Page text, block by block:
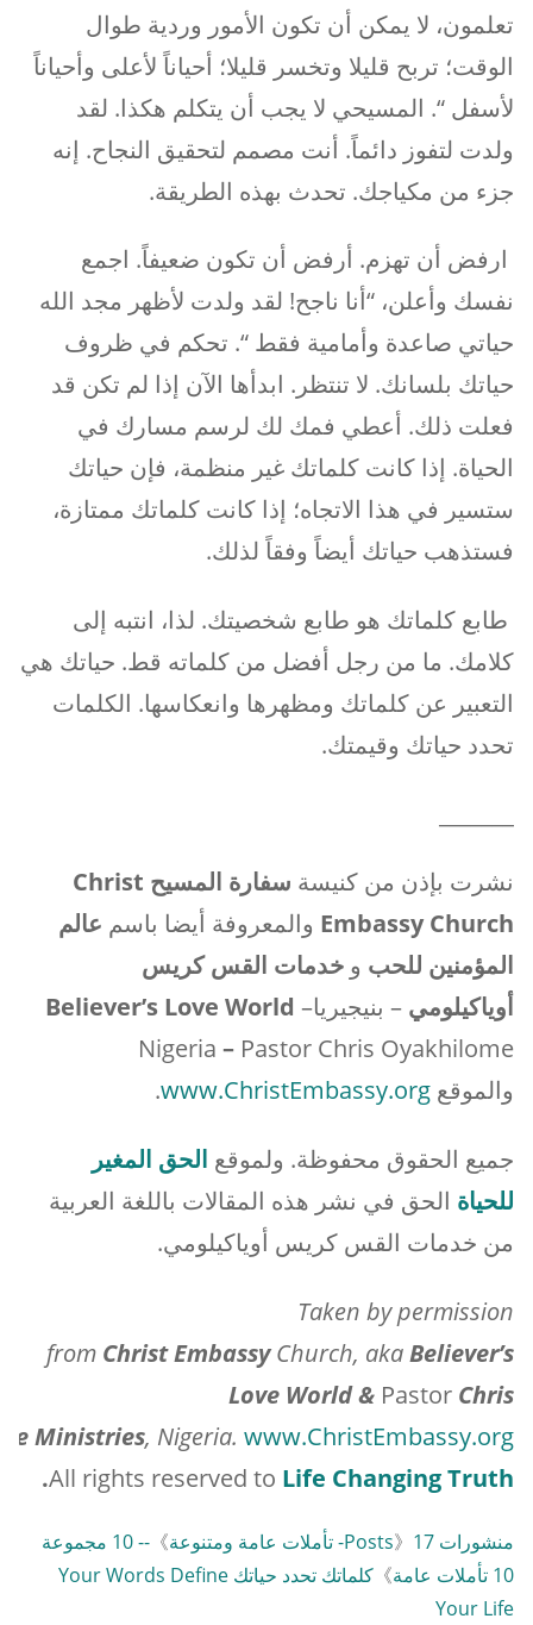
تعلمون، لا يمكن أن تكون الأمور وردية طوال
الوقت؛ تربح قليلا وتخسر قليلا؛ أحياناً لأعلى وأحياناً
لأسفل “. المسيحي لا يجب أن يتكلم هكذا. لقد
ولدت لتفوز دائماً. أنت مصمم لتحقيق النجاح. إنه
جزء من مكياجك. تحدث بهذه الطريقة.
ارفض أن تهزم. أرفض أن تكون ضعيفاً. اجمع
نفسك وأعلن، “أنا ناجح! لقد ولدت لأظهر مجد الله
حياتي صاعدة وأمامية فقط “. تحكم في ظروف
حياتك بلسانك. لا تنتظر. ابدأها الآن إذا لم تكن قد
فعلت ذلك. أعطي فمك لك لرسم مسارك في
الحياة. إذا كانت كلماتك غير منظمة، فإن حياتك
ستسير في هذا الاتجاه؛ إذا كانت كلماتك ممتازة،
فستذهب حياتك أيضاً وفقاً لذلك.
طابع كلماتك هو طابع شخصيتك. لذا، انتبه إلى
كلامك. ما من رجل أفضل من كلماته قط. حياتك هي
التعبير عن كلماتك ومظهرها وانعكاسها. الكلمات
تحدد حياتك وقيمتك.
نشرت بإذن من كنيسة سفارة المسيح Christ
Embassy Church والمعروفة أيضا باسم عالم
المؤمنين للحب و خدمات القس كريس
أوياكيلومي – بنيجيريا Believer’s Love World –
Nigeria – Pastor Chris Oyakhilome
والموقع www.ChristEmbassy.org
.
جميع الحقوق محفوظة. ولموقع الحق المغير
للحياة الحق في نشر هذه المقالات باللغة العربية
من خدمات القس كريس أوياكيلومي.
Taken by permission
from ChristEmbassy Church, akaBeliever’s
Love World & Pastor Chris
Ministries, Nigeria. www.ChristEmbassy.org
All rights reserved to Life Changing Truth
.
منشورات Posts 》 17- تأملات عامة ومتنوعة 》
-- 10 مجموعة
10 تأملات عامة
》
كلماتك تحدد حياتك Your Words Define
Your Life